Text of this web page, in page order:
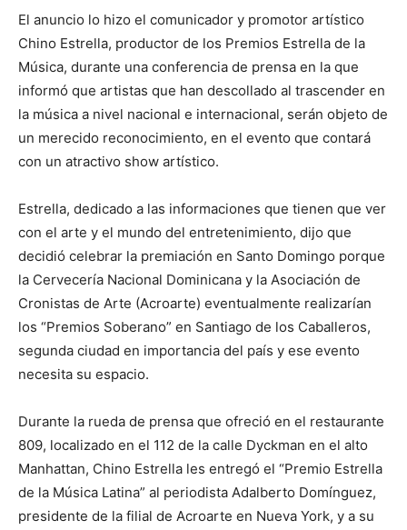
El anuncio lo hizo el comunicador y promotor artístico
Chino Estrella, productor de los Premios Estrella de la
Música, durante una conferencia de prensa en la que
informó que artistas que han descollado al trascender en
la música a nivel nacional e internacional, serán objeto de
un merecido reconocimiento, en el evento que contará
con un atractivo show artístico.
Estrella, dedicado a las informaciones que tienen que ver
con el arte y el mundo del entretenimiento, dijo que
decidió celebrar la premiación en Santo Domingo porque
la Cervecería Nacional Dominicana y la Asociación de
Cronistas de Arte (Acroarte) eventualmente realizarían
los “Premios Soberano” en Santiago de los Caballeros,
segunda ciudad en importancia del país y ese evento
necesita su espacio.
Durante la rueda de prensa que ofreció en el restaurante
809, localizado en el 112 de la calle Dyckman en el alto
Manhattan, Chino Estrella les entregó el “Premio Estrella
de la Música Latina” al periodista Adalberto Domínguez,
presidente de la filial de Acroarte en Nueva York, y a su